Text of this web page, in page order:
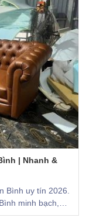
| Nhanh &
Bình uy tín 2026.
minh bạch,